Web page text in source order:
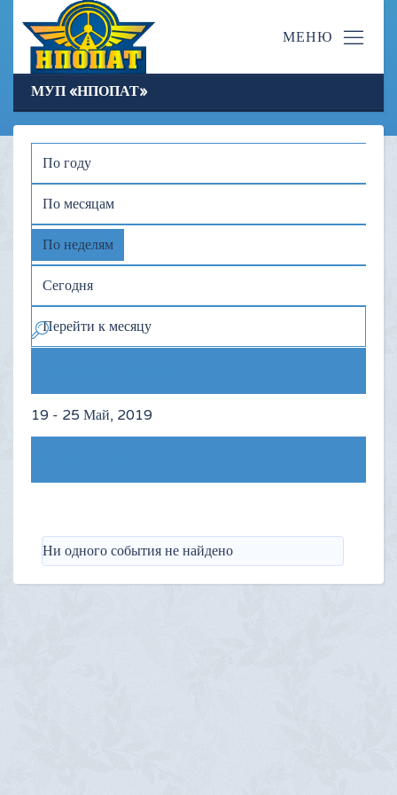
МУП «НПОПАТ»
По году
По месяцам
По неделям
Сегодня
Перейти к месяцу
19 - 25 Май, 2019
Ни одного события не найдено